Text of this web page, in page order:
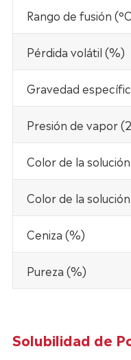
Rango de fusión
Pérdida volátil (%)
Gravedad
Presión de vapor
Color de la
Color de la
Ceniza (%)
Pureza (%)
Solubilidad de